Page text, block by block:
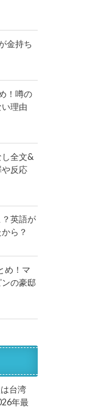
金持ち
！噂の
理由
し全文&
反応
英語が
ら？
め！マ
の豪邸
台湾
年最